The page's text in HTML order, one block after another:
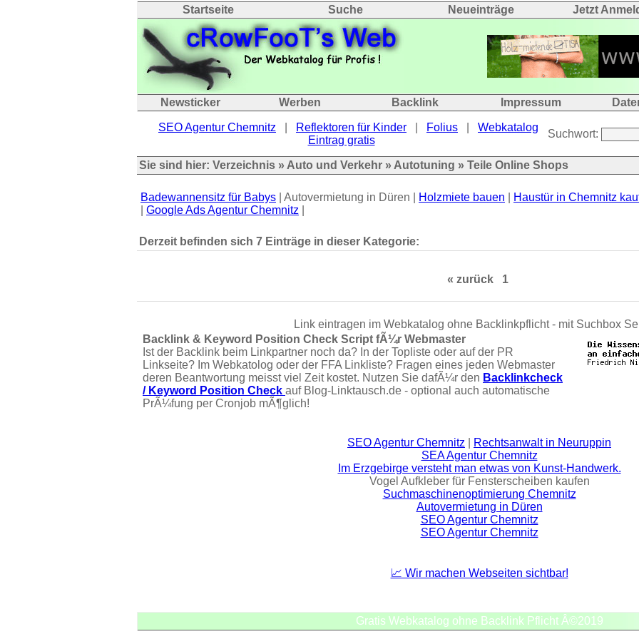
Startseite Suche Neueinträge Jetzt
Newsticker Werben Backlink Impressum
SEO Agentur Chemnitz Reflektoren für Kinder Folius
Webkatalog
Eintrag gratis
Suchwort:
Sie sind hier: Verzeichnis » Auto und Verkehr » Autotuning » Teile Online Shops
Badewannensitz für Babys | Autovermietung in Düren | Holzmiete bauen Haustür in Chemnitz
Google Ads Agentur Chemnitz
Derzeit befinden sich 7 Einträge in dieser Kategorie:
« zurück 1
Link eintragen im Webkatalog ohne Backlinkpflicht - mit Suchbox
Backlink & Keyword Position Check Script fÃ¼r Webmaster
Ist der Backlink beim Linkpartner noch da? In der Topliste oder auf der PR
Linkseite? Im Webkatolog oder der FFA Linkliste? Fragen eines jeden Webmaster
deren Beantwortung meisst viel Zeit kostet. Nutzen Sie dafÃ¼r den Backlinkcheck
/ Keyword Position Check auf Blog-Linktausch.de - optional auch automatische
PrÃ¼fung per Cronjob mÃ¶glich!
SEO Agentur Chemnitz
Rechtsanwalt in Neuruppin
SEA Agentur Chemnitz
Im Erzgebirge versteht man etwas von Kunst-Handwerk.
Vogel Aufkleber für Fensterscheiben kaufen
Suchmaschinenoptimierung Chemnitz
Autovermietung in Düren
SEO Agentur Chemnitz
SEO Agentur Chemnitz
📈 Wir machen Webseiten sichtbar!
Gratis Webkatalog ohne Backlink Pflicht Â©2019